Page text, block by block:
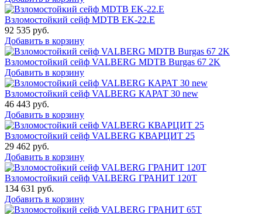
Взломостойкий сейф MDTB EK-22.E
92 535 руб.
Добавить в корзину
Взломостойкий сейф VALBERG MDTB Burgas 67 2K
Добавить в корзину
Взломостойкий сейф VALBERG КАРАТ 30 new
46 443 руб.
Добавить в корзину
Взломостойкий сейф VALBERG КВАРЦИТ 25
29 462 руб.
Добавить в корзину
Взломостойкий сейф VALBERG ГРАНИТ 120Т
134 631 руб.
Добавить в корзину